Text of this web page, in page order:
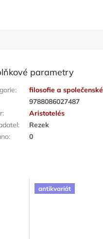
parametry
:
filosofie a
9788086027487
:
Aristotelés
:
Rezek
: 0
antikvariát